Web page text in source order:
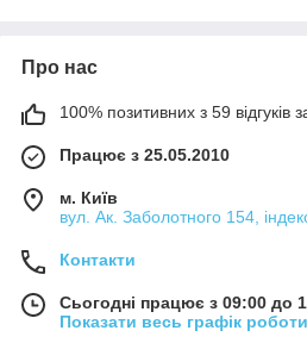
Пропонуємо оптову та
експорт продукції в інші
індивідуальний підхід.
замовлень послугами «Нової
ТОВ «Опусмед» прагне
Про нас
100% позитивних з 59 відгуків
Працює з 25.05.2010
м. Київ
вул. Ак. Заболотного 154,
Контакти
Сьогодні працює з 09:00 до
Показати весь графік роботи